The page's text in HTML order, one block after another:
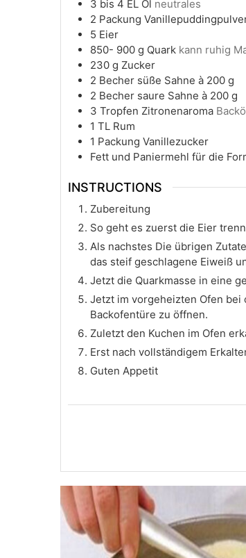
3 bis 4 EL Öl neutrales
2 Packung
5 Eier
850- 900 g Quark kann ruhig
230 g Zucker
2 Becher süße Sahne à 200 g
2 Becher saure Sahne à 200 g
3 Tropfen Zitronenaroma
1 TL Rum
1 Packung Vanillezucker
Fett und Paniermehl für die
INSTRUCTIONS
Zubereitung
So geht es zuerst die Eier
Als nachstes Die übrigen
das steif geschlagene Eiweiß
Jetzt die Quarkmasse in eine
Jetzt im vorgeheizten Ofen bei
Backofentüre zu öffnen.
Zuletzt den Kuchen im Ofen
Erst nach vollständigem
Guten Appetit